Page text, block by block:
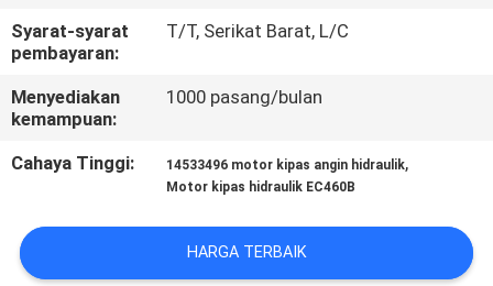
BERITA
KASUS
PRIVACY
Syarat-syarat
pembayaran:
T/T, Serikat Barat, L/C
Menyediakan
kemampuan:
1000 pasang/bulan
Cahaya Tinggi: 14533496 motor kipas angin hidraulik,
Motor kipas hidraulik EC460B
HARGA TERBAIK